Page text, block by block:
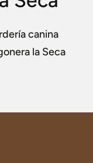
canina
la Seca